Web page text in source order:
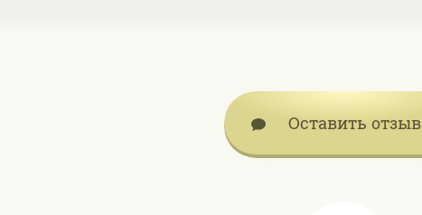
Оставить отзыв